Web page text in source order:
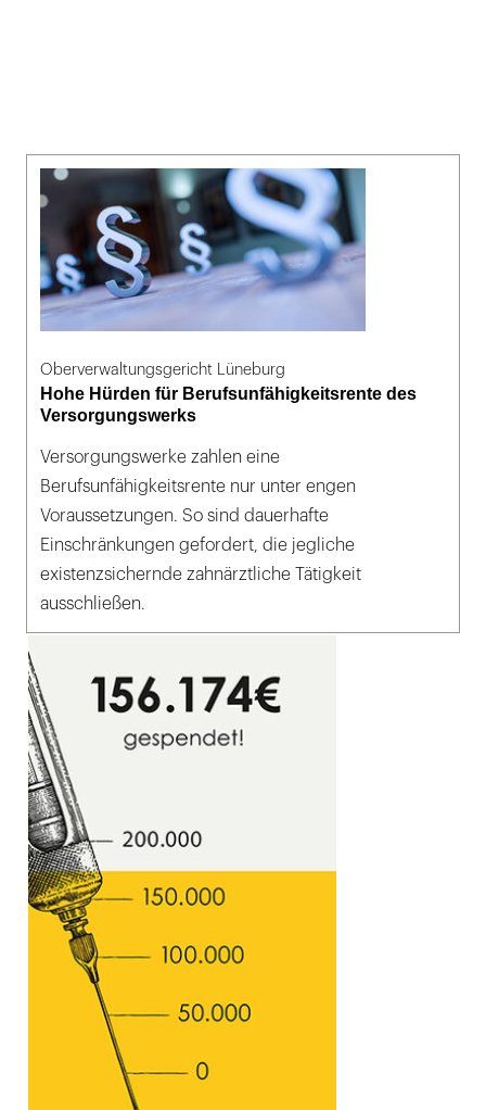
Oberverwaltungsgericht Lüneburg
Hohe Hürden für Berufsunfähigkeitsrente des
Versorgungswerks
Versorgungswerke zahlen eine
Berufsunfähigkeitsrente nur unter engen
Voraussetzungen. So sind dauerhafte
Einschränkungen gefordert, die jegliche
existenzsichernde zahnärztliche Tätigkeit
ausschließen.